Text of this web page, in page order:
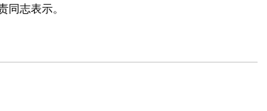
志表示。